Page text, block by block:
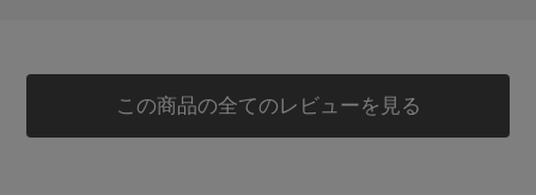
この商品の全てのレビューを見る